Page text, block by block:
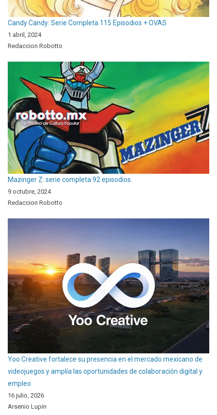
Candy Candy: Serie Completa 115 Episodios + OVAS
1 abril, 2024
Redaccion Robotto
Mazinger Z: serie completa 92 episodios.
9 octubre, 2024
Redaccion Robotto
Yoo Creative fortalece su presencia en el mercado mexicano de
videojuegos y amplía las oportunidades de colaboración digital y
empleo
16 julio, 2026
Arsenio Lupin